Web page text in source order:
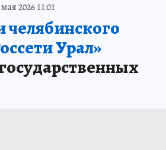
2026 11:01
челябинского
Урал»